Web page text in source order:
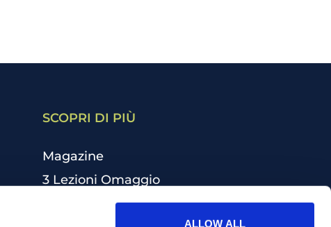
ALLOW ALL
SCOPRI DI PIÙ
Magazine
3 Lezioni Omaggio